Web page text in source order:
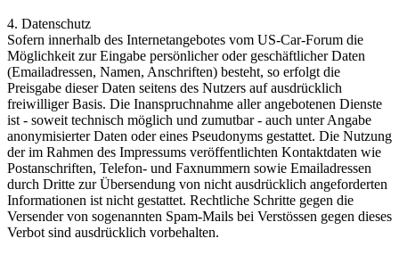
4. Datenschutz
Sofern innerhalb des Internetangebotes vom US-Car-Forum die
Möglichkeit zur Eingabe persönlicher oder geschäftlicher Daten
(Emailadressen, Namen, Anschriften) besteht, so erfolgt die
Preisgabe dieser Daten seitens des Nutzers auf ausdrücklich
freiwilliger Basis. Die Inanspruchnahme aller angebotenen Dienste
ist - soweit technisch möglich und zumutbar - auch unter Angabe
anonymisierter Daten oder eines Pseudonyms gestattet. Die Nutzung
der im Rahmen des Impressums veröffentlichten Kontaktdaten wie
Postanschriften, Telefon- und Faxnummern sowie Emailadressen
durch Dritte zur Übersendung von nicht ausdrücklich angeforderten
Informationen ist nicht gestattet. Rechtliche Schritte gegen die
Versender von sogenannten Spam-Mails bei Verstössen gegen dieses
Verbot sind ausdrücklich vorbehalten.